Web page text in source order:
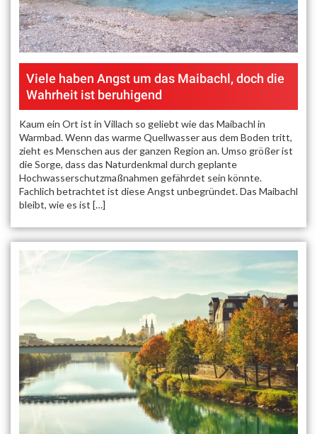
Viele haben Angst um das Maibachl, doch die
Wahrheit ist beruhigend
Kaum ein Ort ist in Villach so geliebt wie das Maibachl in
Warmbad. Wenn das warme Quellwasser aus dem Boden tritt,
zieht es Menschen aus der ganzen Region an. Umso größer ist
die Sorge, dass das Naturdenkmal durch geplante
Hochwasserschutzmaßnahmen gefährdet sein könnte.
Fachlich betrachtet ist diese Angst unbegründet. Das Maibachl
bleibt, wie es ist […]